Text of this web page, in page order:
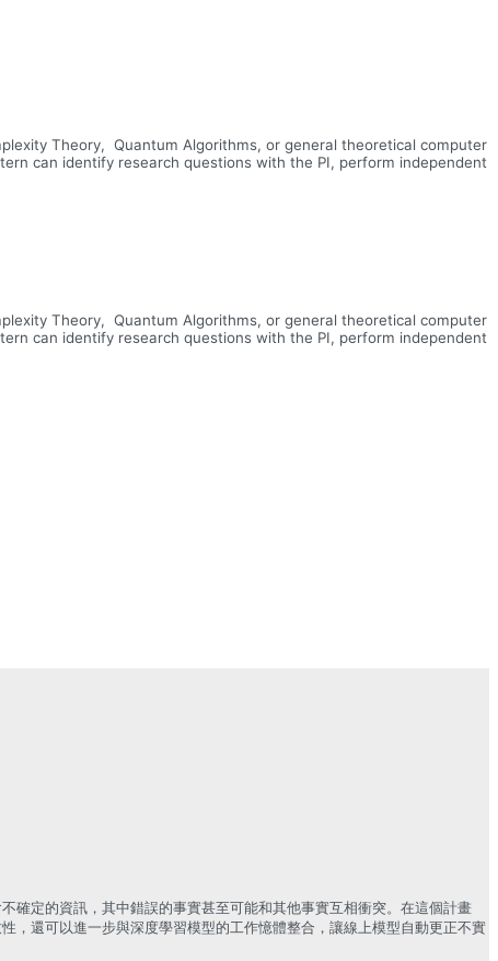
Theory, Quantum Algorithms, or general theoretical computer
can identify research questions with the PI, perform independent
Theory, Quantum Algorithms, or general theoretical computer
can identify research questions with the PI, perform independent
確定的資訊，其中錯誤的事實甚至可能和其他事實互相衝突。在這個計畫
，還可以進一步與深度學習模型的工作憶體整合，讓線上模型自動更正不實